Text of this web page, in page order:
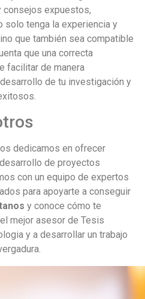
consejos expuestos,
solo tenga la experiencia y
que también sea compatible
que una correcta
facilitar de manera
de tu investigación y
dedicamos en ofrecer
de proyectos
con un equipo de expertos
para apoyarte a conseguir
y conoce cómo te
mejor asesor de Tesis
y a desarrollar un trabajo